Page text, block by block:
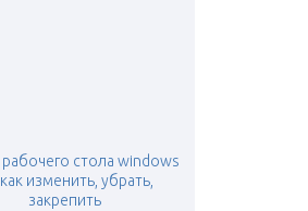
рабочего стола windows
изменить, убрать,
закрепить